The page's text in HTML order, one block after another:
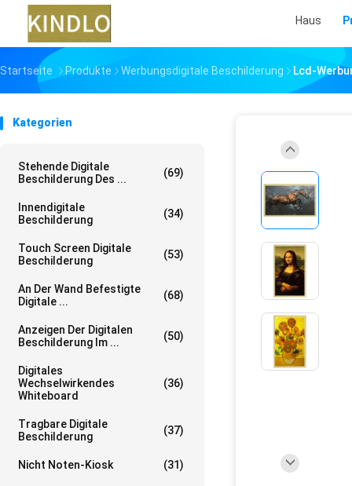
Haus
Startseite Produkte Werbungsdigitale Beschilderung Lcd-
Kategorien
Stehende Digitale
Beschilderung Des ...
(69)
Innendigitale
Beschilderung
(34)
Touch Screen Digitale
Beschilderung
(53)
An Der Wand Befestigte
Digitale ...
(68)
Anzeigen Der Digitalen
Beschilderung Im ...
(50)
Digitales
Wechselwirkendes
Whiteboard
(36)
Tragbare Digitale
Beschilderung
(37)
Nicht Noten-Kiosk (31)